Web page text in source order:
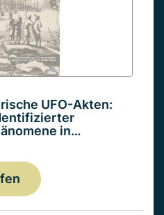
UFO-Akten:
in…